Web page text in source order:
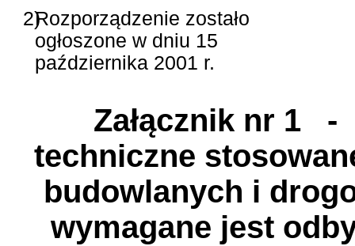
2)Rozporządzenie zostało
ogłoszone w dniu 15
października 2001 r.
Załącznik nr 1 -
techniczne
budowlanych i
wymagane jest